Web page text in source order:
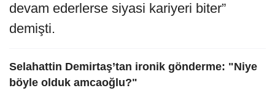
devam ederlerse siyasi kariyeri biter”
demişti.
Selahattin Demirtaş’tan ironik gönderme: "Niye
böyle olduk amcaoğlu?"